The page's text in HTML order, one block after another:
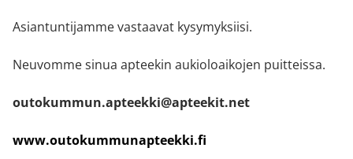
Asiantuntijamme vastaavat kysymyksiisi.
Neuvomme sinua apteekin aukioloaikojen puitteissa.
outokummun.apteekki@apteekit.net
www.outokummunapteekki.fi